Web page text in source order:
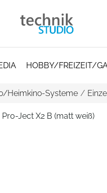
HOBBY/FREIZEIT/
Heimkino-Systeme /
Pro-Ject X2 B (matt weiß)